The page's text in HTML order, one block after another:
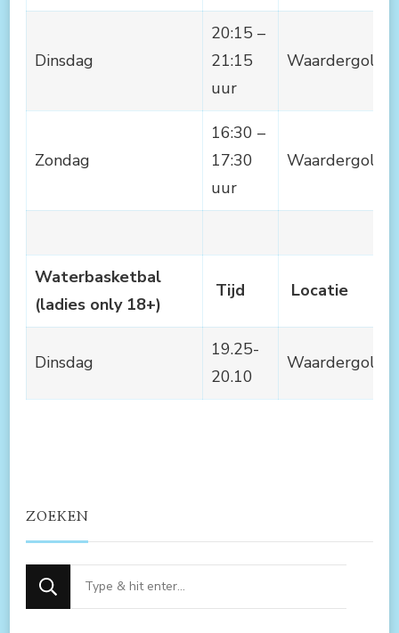
Dinsdag
20:15 –
21:15
uur
Waardergolf
Zondag
16:30 –
17:30
uur
Waardergolf
Waterbasketbal
(ladies only 18+)
Tijd Locatie
Dinsdag
19.25-
20.10
Waardergolf
ZOEKEN
Op
zoek